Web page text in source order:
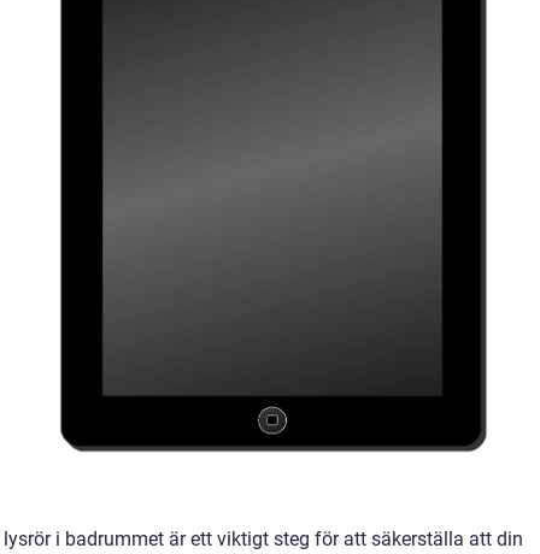
i badrummet är ett viktigt steg för att säkerställa att din